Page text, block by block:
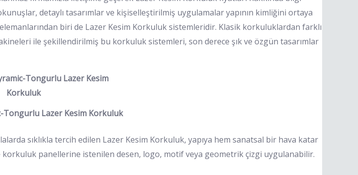
detaylı tasarımlar ve kişiselleştirilmiş uygulamalar yapının kimliğini ortaya
biri de Lazer Kesim Korkuluk sistemleridir. Klasik korkuluklardan farklı
ile şekillendirilmiş bu korkuluk sistemleri, son derece şık ve özgün tasarımlar
Tongurlu Lazer Kesim Korkuluk
sıklıkla tercih edilen Lazer Kesim Korkuluk, yapıya hem sanatsal bir hava katar
panellerine istenilen desen, logo, motif veya geometrik çizgi uygulanabilir.